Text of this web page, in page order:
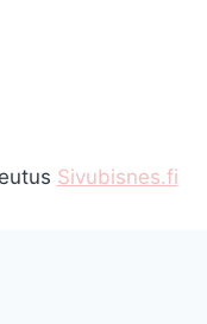
Sivubisnes.fi